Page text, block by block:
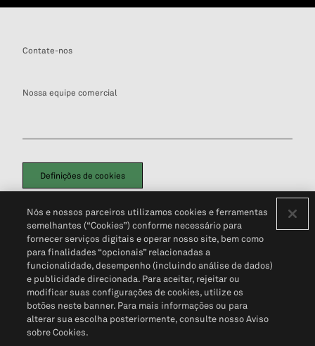
Contate-nos
Nossa equipe comercial
Definições de cookies
Política de PrivacidadePortal de privacidade do cliente (em inglês)
Não Venda Minhas Informações Pessoais© 2026 S&P Global
Nós e nossos parceiros utilizamos cookies e ferramentas
semelhantes (“Cookies”) conforme necessário para
fornecer serviços digitais e operar nosso site, bem como
para finalidades “opcionais” relacionadas a
funcionalidade, desempenho (incluindo análise de dados)
e publicidade direcionada. Para aceitar, rejeitar ou
modificar suas configurações de cookies, utilize os
botões neste banner. Para mais informações ou para
alterar sua escolha posteriormente, consulte nosso Aviso
sobre Cookies.